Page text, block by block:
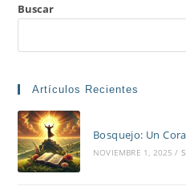
Buscar
Artículos Recientes
Bosquejo: Un
NOVIEMBRE 1, 2025 /